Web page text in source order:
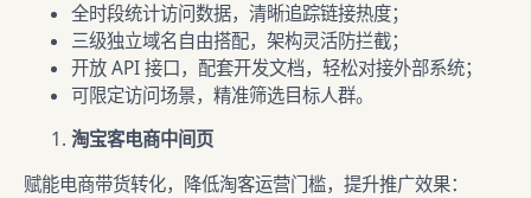
全时段统计访问数据，清晰追踪链接热度；
三级独立域名自由搭配，架构灵活防拦截；
开放 API 接口，配套开发文档，轻松对接外部系统；
可限定访问场景，精准筛选目标人群。
淘宝客电商中间页
赋能电商带货转化，降低淘客运营门槛，提升推广效果：